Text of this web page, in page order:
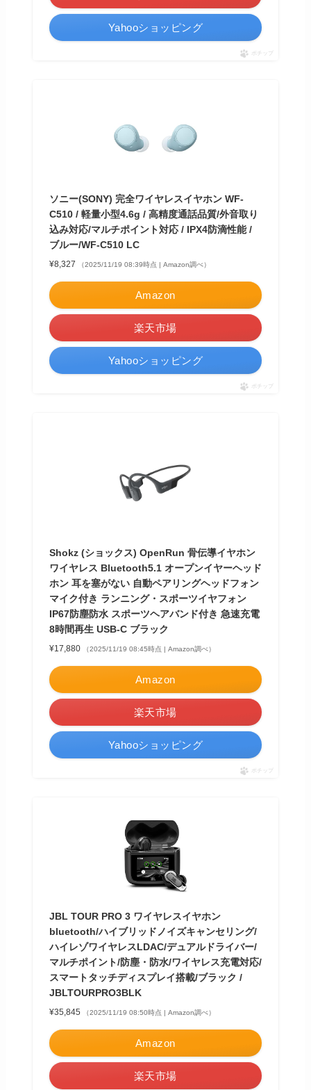
Yahooショッピング
ポチップ
ソニー(SONY) 完全ワイヤレスイヤホン WF-
C510 / 軽量小型4.6g / 高精度通話品質/外音取り
込み対応/マルチポイント対応 / IPX4防滴性能 /
ブルー/WF-C510 LC
¥8,327 （2025/11/19 08:39時点 | Amazon調べ）
Amazon
楽天市場
Yahooショッピング
ポチップ
Shokz (ショックス) OpenRun 骨伝導イヤホン
ワイヤレス Bluetooth5.1 オープンイヤーヘッド
ホン 耳を塞がない 自動ペアリングヘッドフォン
マイク付き ランニング・スポーツイヤフォン
IP67防塵防水 スポーツヘアバンド付き 急速充電
8時間再生 USB-C ブラック
¥17,880 （2025/11/19 08:45時点 | Amazon調べ）
Amazon
楽天市場
Yahooショッピング
ポチップ
JBL TOUR PRO 3 ワイヤレスイヤホン
bluetooth/ハイブリッドノイズキャンセリング/
ハイレゾワイヤレスLDAC/デュアルドライバー/
マルチポイント/防塵・防水/ワイヤレス充電対応/
スマートタッチディスプレイ搭載/ブラック /
JBLTOURPRO3BLK
¥35,845 （2025/11/19 08:50時点 | Amazon調べ）
Amazon
楽天市場